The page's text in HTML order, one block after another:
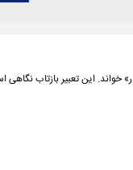
خواند. این تعبیر بازتاب نگاهی